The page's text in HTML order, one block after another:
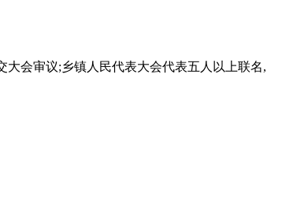
会审议;乡镇人民代表大会代表五人以上联名,